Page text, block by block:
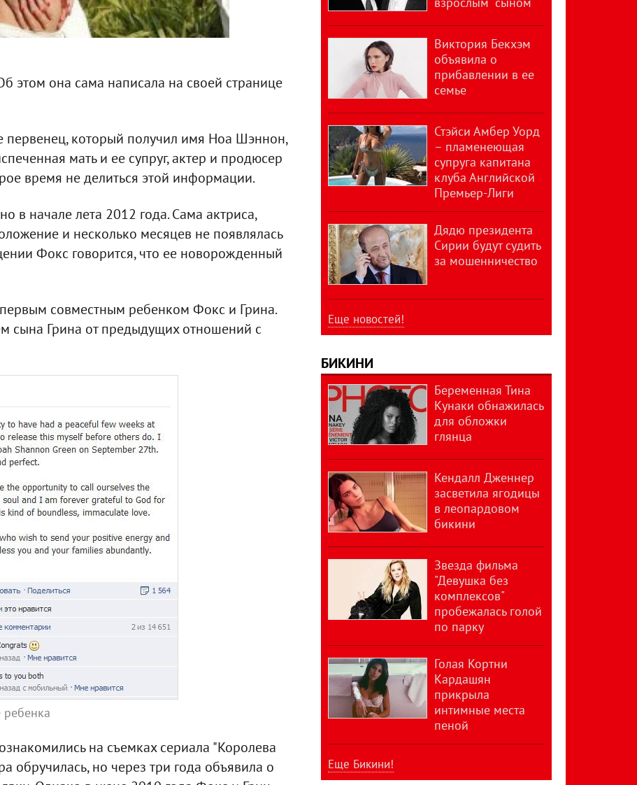
этом она сама написала на своей странице
первенец, который получил имя Ноа Шэннон,
мать и ее супруг, актер и продюсер
время не делиться этой информации.
в начале лета 2012 года. Сама актриса,
и несколько месяцев не появлялась
Фокс говорится, что ее новорожденный
совместным ребенком Фокс и Грина.
сына Грина от предыдущих отношений с
на съемках сериала "Королева
обручилась, но через три года объявила о
Виктория Бекхэм
объявила о
прибавлении в ее
семье
Стэйси Амбер Уорд
– пламенеющая
супруга капитана
клуба Английской
Премьер-Лиги
Дядю президента
Сирии будут судить
за мошенничество
Еще новостей!
БИКИНИ
Беременная Тина
Кунаки обнажилась
для обложки
глянца
Кендалл Дженнер
засветила ягодицы
в леопардовом
бикини
Звезда фильма
"Девушка без
комплексов"
пробежалась голой
по парку
Голая Кортни
Кардашян
прикрыла
интимные места
пеной
Еще Бикини!